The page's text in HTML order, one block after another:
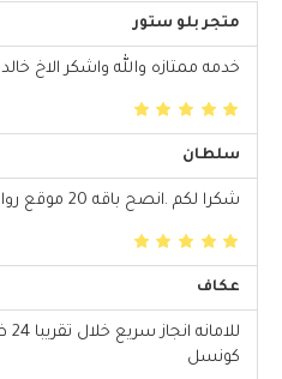
متجر بلو ستور
خدمه ممتازه والله واشكر الاخ
سلطان
شكرا لكم .انصح باقه 20 موقع روابط خارجية ممتازة
عكاف
كونسل